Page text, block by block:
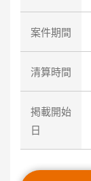
案件期間
清算時間
掲載開始
日